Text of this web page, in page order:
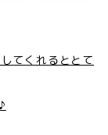
てくれるととて